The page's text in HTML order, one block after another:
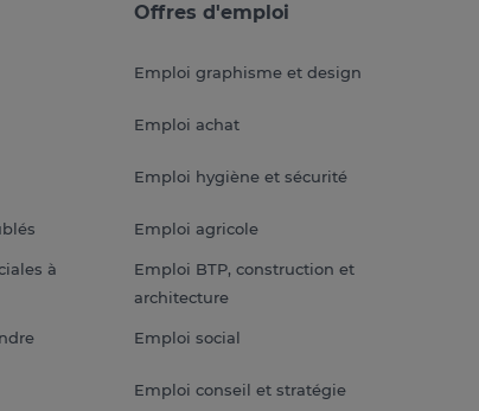
à
Offres d'emploi
Emploi graphisme et design
Emploi achat
Emploi hygiène et sécurité
Emploi agricole
Emploi BTP, construction et
architecture
Emploi social
Emploi conseil et stratégie